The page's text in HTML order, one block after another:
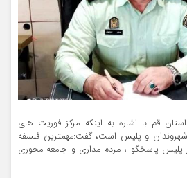
قم با اشاره به اینکه مركز فوريت هاي
ميان شهروندان و پلیس است، گفت:مهمترین فلسفه
تحقق شعار پليس پاسخگو ، مردم مداری و جامعه محوری